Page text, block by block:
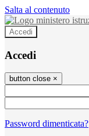
Salta al contenuto
Accedi
Accedi
button close ×
Password dimenticata?